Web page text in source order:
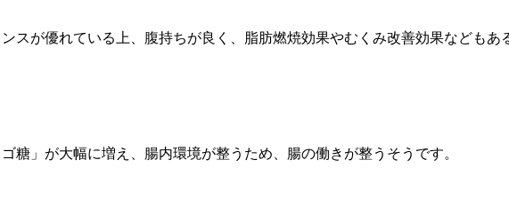
スが優れている上、腹持ちが良く、脂肪燃焼効果やむくみ改善効果なども
糖」が大幅に増え、腸内環境が整うため、腸の働きが整うそうです。